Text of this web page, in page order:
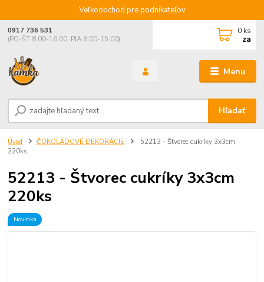
Veľkoobchod pre podnikateľov
Menu
Hľadať
0917 736 531
(PO-ŠT 8:00-16:00, PIA 8:00-15:00)
0 ks
za
Úvod ČOKOLÁDOVÉ DEKORÁCIE
52213 - Štvorec cukríky 3x3cm
220ks
52213 - Štvorec cukríky 3x3cm
220ks
Novinka